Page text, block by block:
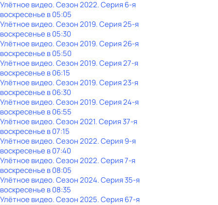
Улётное видео. Сезон 2022. Серия 6-я
воскресенье в05:05
Улётное видео. Сезон 2019. Серия 25-я
воскресенье в05:30
Улётное видео. Сезон 2019. Серия 26-я
воскресенье в05:50
Улётное видео. Сезон 2019. Серия 27-я
воскресенье в06:15
Улётное видео. Сезон 2019. Серия 23-я
воскресенье в06:30
Улётное видео. Сезон 2019. Серия 24-я
воскресенье в06:55
Улётное видео. Сезон 2021. Серия 37-я
воскресенье в07:15
Улётное видео. Сезон 2022. Серия 9-я
воскресенье в07:40
Улётное видео. Сезон 2022. Серия 7-я
воскресенье в08:05
Улётное видео. Сезон 2024. Серия 35-я
воскресенье в08:35
Улётное видео. Сезон 2025. Серия 67-я